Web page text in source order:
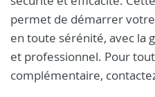
permet de démarrer
en toute sérénité, avec la
et professionnel. Pour
complémentaire,